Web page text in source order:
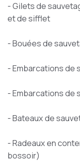
- Gilets de
et de sifflet
- Bouées de
- Embarcations de
- Embarcations de
- Bateaux de
- Radeaux en
bossoir)